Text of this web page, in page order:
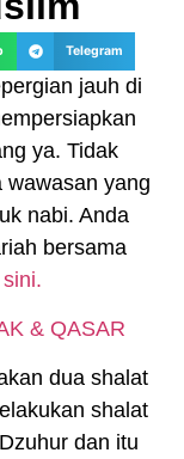
Telegram
jauh di
ya. Tidak
wawasan yang
nabi. Anda
bersama
dua shalat
shalat
dan itu